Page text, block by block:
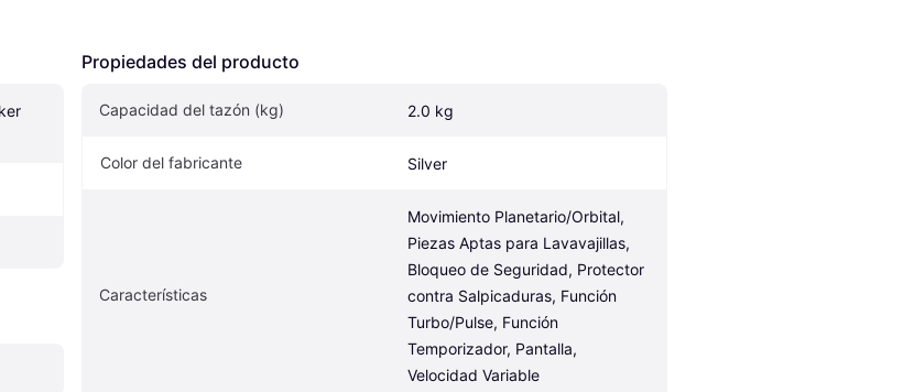
Propiedades del producto
Capacidad del tazón (kg) 2.0 kg
Color del fabricante Silver
Características
Movimiento Planetario/Orbital,
Piezas Aptas para Lavavajillas,
Bloqueo de Seguridad, Protector
contra Salpicaduras, Función
Turbo/Pulse, Función
Temporizador, Pantalla,
Velocidad Variable